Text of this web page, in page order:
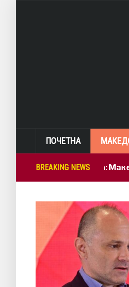
ПОЧЕТНА
BREAKING NEWS
Лепиткова: Македонија